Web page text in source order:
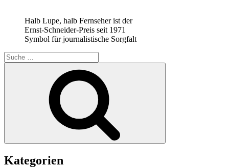
Halb Lupe, halb Fernseher ist der
Ernst-Schneider-Preis seit 1971
Symbol für journalistische Sorgfalt
Suche
nach:
Kategorien